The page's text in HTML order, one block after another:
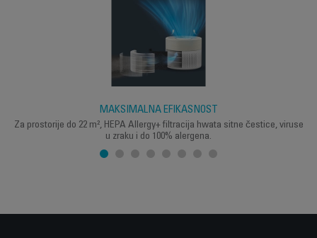
MAKSIMALNA EFIKASNOST
Za prostorije do 22 m², HEPA Allergy+ filtracija hwata sitne čestice, viruse
u zraku i do 100% alergena.